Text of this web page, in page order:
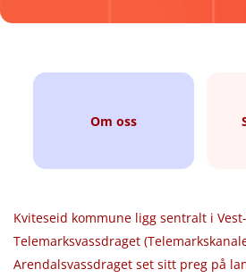
Om oss
Kviteseid kommune ligg sentralt i
Telemarksvassdraget
Arendalsvassdraget set sitt preg på